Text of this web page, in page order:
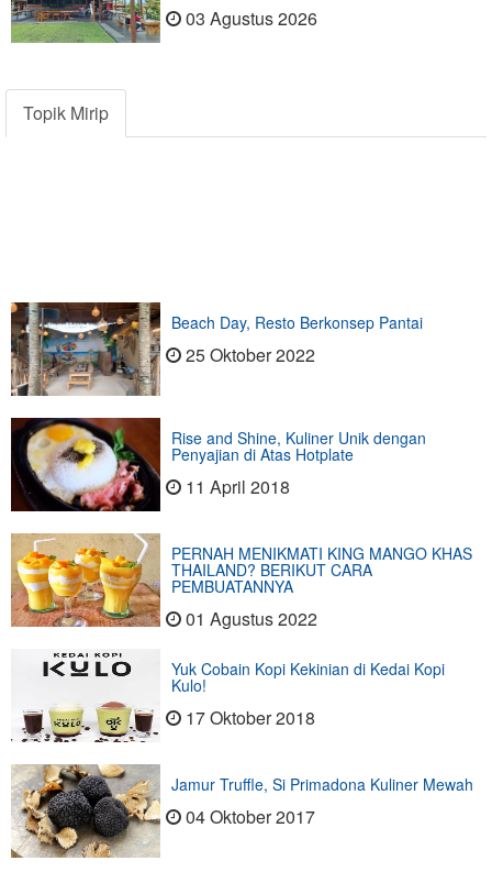
03 Agustus 2026
Topik Mirip
Beach Day, Resto Berkonsep Pantai
25 Oktober 2022
Rise and Shine, Kuliner Unik dengan
Penyajian di Atas Hotplate
11 April 2018
PERNAH MENIKMATI KING MANGO KHAS
THAILAND? BERIKUT CARA
PEMBUATANNYA
01 Agustus 2022
Yuk Cobain Kopi Kekinian di Kedai Kopi
Kulo!
17 Oktober 2018
Jamur Truffle, Si Primadona Kuliner Mewah
04 Oktober 2017